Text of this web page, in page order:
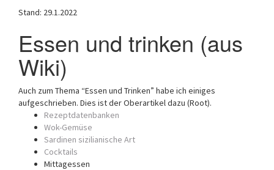
o
Stand: 29.1.2022
Essen und trinken (aus
Wiki)
Auch zum Thema “Essen und Trinken” habe ich einiges
aufgeschrieben. Dies ist der Oberartikel dazu (Root).
Rezeptdatenbanken
Wok-Gemüse
Sardinen sizilianische Art
Cocktails
Mittagessen